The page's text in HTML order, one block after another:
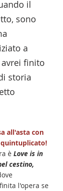
il
sono
a
finito
storia
all'asta con
è Love is in
cestino,
l'opera se